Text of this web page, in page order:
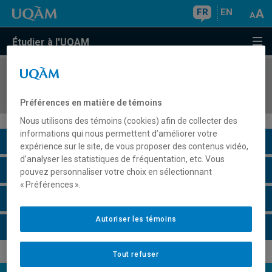
FR EN
Étudier à l'UQAM
COURS//
Description du cours
Horaire - Été 2026
Préférences en matière de témoins
Nous utilisons des témoins (cookies) afin de collecter des
informations qui nous permettent d’améliorer votre
expérience sur le site, de vous proposer des contenus vidéo,
d’analyser les statistiques de fréquentation, etc. Vous
pouvez personnaliser votre choix en sélectionnant
« Préférences ».
Tout refuser
Autoriser les témoins